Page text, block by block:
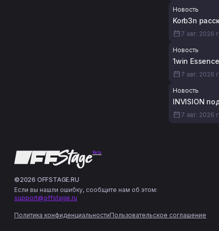
Новость
Korb3n
7 авг. 2026
Новость
1win
7 авг. 2026
Новость
INVISION
7 авг. 2026
Beta
©2026 OFFSTAGE.RU
Если вы нашли ошибку, сообщите нам об этом:
support@offstage.ru
Политика конфиденциальностиПользовательское соглашение